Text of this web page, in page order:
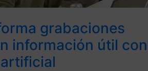
grabaciones
información útil con